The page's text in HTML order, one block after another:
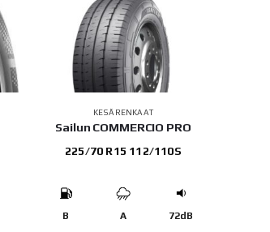
KESÄRENKAAT
Sailun COMMERCIO PRO
225/70 R15 112/110S
B A 72dB